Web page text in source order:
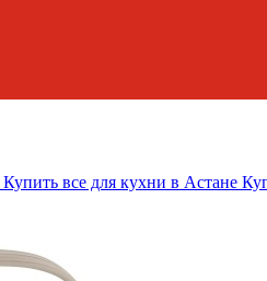
Купить все для кухни в Астане